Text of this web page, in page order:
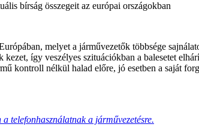
bírság összegeit az európai országokban
melyet a járművezetők többsége
így veszélyes szituációkban a balesetet
kontroll nélkül halad előre, jó esetben a saját
telefonhasználatnak a járművezetésre.